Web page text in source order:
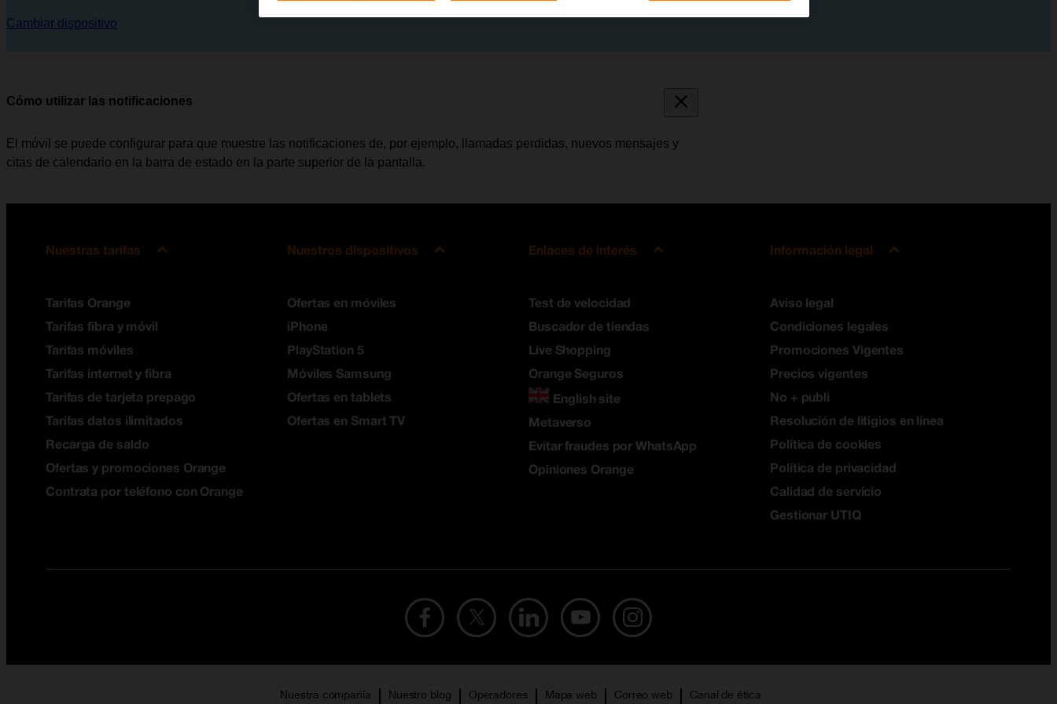
Cambiar dispositivo
Cómo utilizar las notificaciones
El móvil se puede configurar para que muestre las notificaciones de, por ejemplo, llamadas perdidas, nuevos mensajes y
citas de calendario en la barra de estado en la parte superior de la pantalla.
Nuestras tarifas
Tarifas Orange
Tarifas fibra y móvil
Tarifas móviles
Tarifas internet y fibra
Tarifas de tarjeta prepago
Tarifas datos ilimitados
Recarga de saldo
Ofertas y promociones Orange
Contrata por teléfono con Orange
Nuestros dispositivos
Ofertas en móviles
iPhone
PlayStation 5
Móviles Samsung
Ofertas en tablets
Ofertas en Smart TV
Enlaces de interés
Test de velocidad
Buscador de tiendas
Live Shopping
Orange Seguros
English site
Metaverso
Evitar fraudes por WhatsApp
Opiniones Orange
Información legal
Aviso legal
Condiciones legales
Promociones Vigentes
Precios vigentes
No + publi
Resolución de litigios en línea
Política de cookies
Política de privacidad
Calidad de servicio
Gestionar UTIQ
Nuestra compañía Nuestro blog Operadores Mapa web Correo web Canal de ética